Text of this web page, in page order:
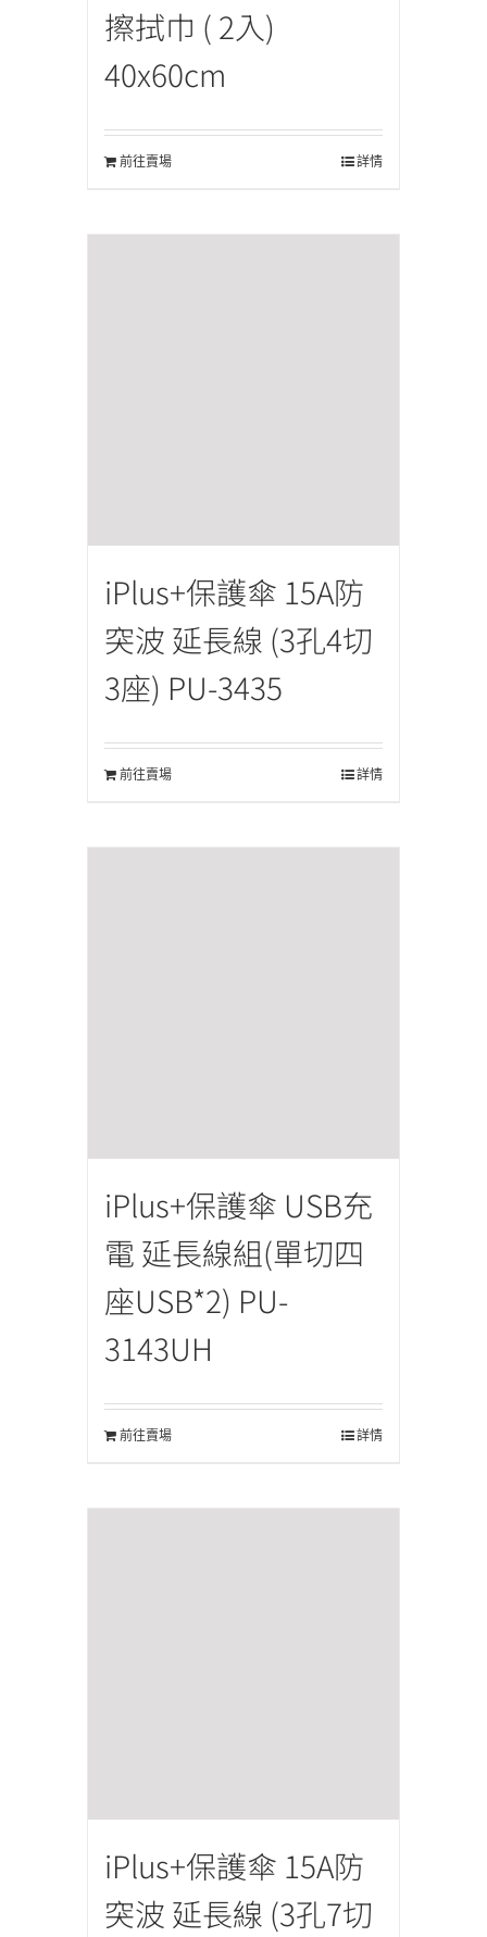
擦拭巾 ( 2入)
40x60cm
前往賣場 詳情
iPlus+保護傘 15A防
突波 延長線 (3孔4切
3座) PU-3435
前往賣場 詳情
iPlus+保護傘 USB充
電 延長線組(單切四
座USB*2) PU-
3143UH
前往賣場 詳情
iPlus+保護傘 15A防
突波 延長線 (3孔7切